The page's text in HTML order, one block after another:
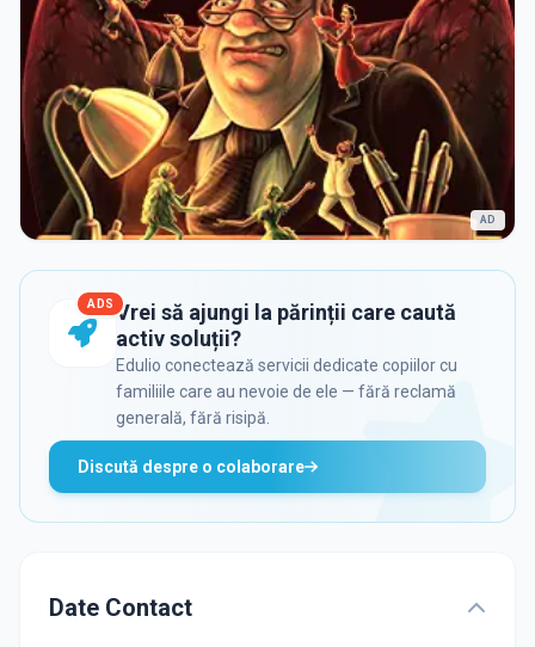
AD
ADS Vrei să ajungi la părinții care caută
activ soluții?
Edulio conectează servicii dedicate copiilor cu
familiile care au nevoie de ele — fără reclamă
generală, fără risipă.
Discută despre o colaborare
Date Contact